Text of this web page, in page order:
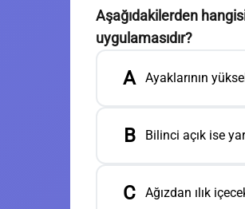
Aşağıdakilerden
uygulamasıdır?
A Ayaklarının
B Bilinci açık ise
C Ağızdan ılık